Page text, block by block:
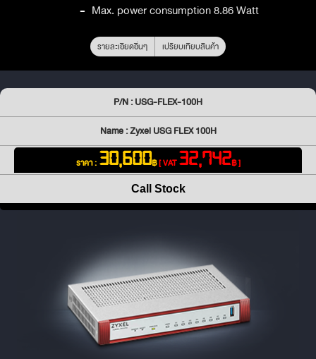
- Max. power consumption 8.86 Watt
รายละเอียดอื่นๆ เปรียบเทียบสินค้า
P/N : USG-FLEX-100H
Name : Zyxel USG FLEX 100H
ราคา : 30,600฿[ VAT32,742฿ ]
Call Stock